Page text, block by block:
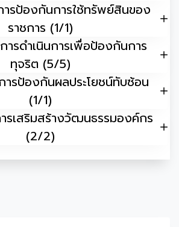
รป้องกันการใช้ทรัพย์สินของ
ราชการ (1/1)
รดำเนินการเพื่อป้องกันการ
ทุจริต (5/5)
รป้องกันผลประโยชน์ทับซ้อน
(1/1)
รเสริมสร้างวัฒนธรรมองค์กร
(2/2)